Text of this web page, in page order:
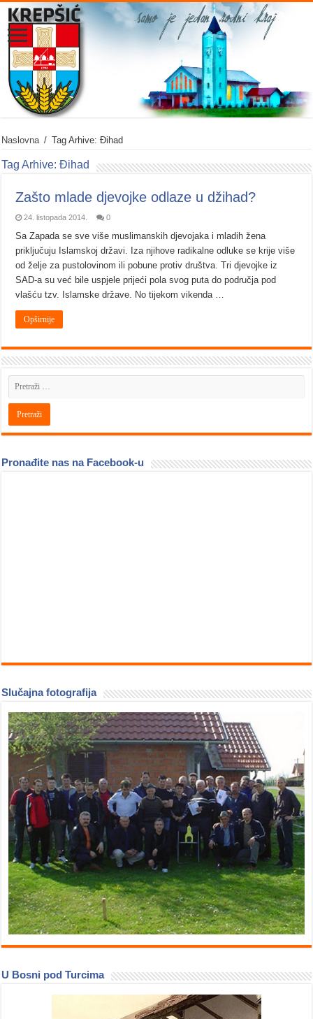
Naslovna / Tag Arhive: Đihad
Tag Arhive:Đihad
Zašto mlade djevojke odlaze u džihad?
24. listopada 2014. 0
Sa Zapada se sve više muslimanskih djevojaka i mladih žena
priključuju Islamskoj državi. Iza njihove radikalne odluke se krije više
od želje za pustolovinom ili pobune protiv društva. Tri djevojke iz
SAD-a su već bile uspjele prijeći pola svog puta do područja pod
vlašću tzv. Islamske države. No tijekom vikenda …
Opširnije
Pronađite nas na Facebook-u
Slučajna fotografija
U Bosni pod Turcima